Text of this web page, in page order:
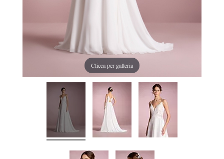
Clicca per galleria